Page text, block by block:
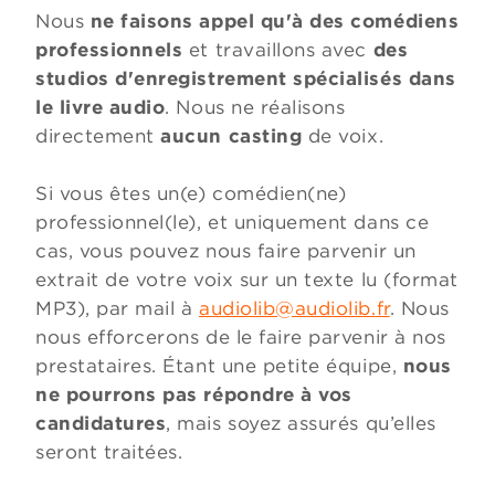
Nous ne faisons appel qu'à des comédiens
professionnels et travaillons avec des
studios d'enregistrement spécialisés dans
le livre audio. Nous ne réalisons
directementaucun casting de voix.
Si vous êtes un(e) comédien(ne)
professionnel(le), et uniquement dans ce
cas, vous pouvez nous faire parvenir un
extrait de votre voix sur un texte lu (format
MP3), par mail àaudiolib@audiolib.fr. Nous
nous efforcerons de le faire parvenir à nos
prestataires. Étant une petite équipe, nous
ne pourrons pas répondre à vos
candidatures, mais soyez assurés qu’elles
seront traitées.